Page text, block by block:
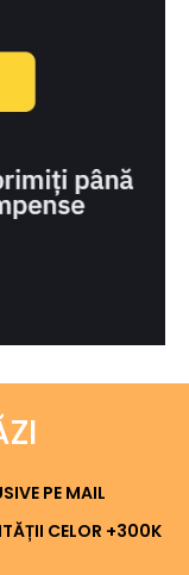
PE MAIL
CELOR +300K